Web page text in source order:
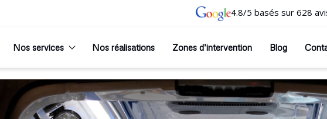
4.8/5 basés sur 628
Nos services Nos réalisations Zones d’intervention Blog